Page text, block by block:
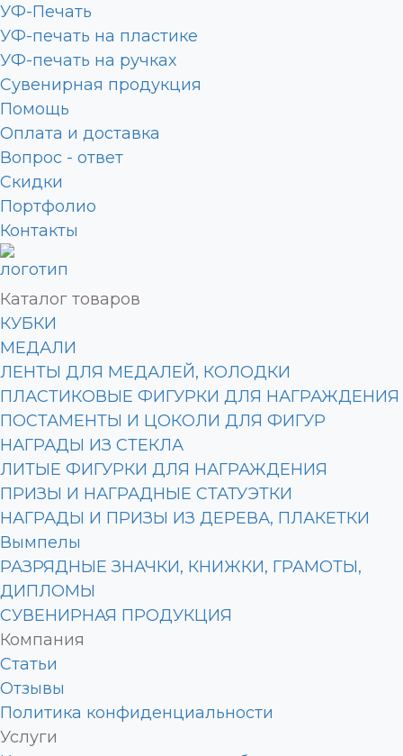
УФ-Печать
УФ-печать на пластике
УФ-печать на ручках
Сувенирная продукция
Помощь
Оплата и доставка
Вопрос - ответ
Скидки
Портфолио
Контакты
Каталог товаров
КУБКИ
МЕДАЛИ
ЛЕНТЫ ДЛЯ МЕДАЛЕЙ, КОЛОДКИ
ПЛАСТИКОВЫЕ ФИГУРКИ ДЛЯ НАГРАЖДЕНИЯ
ПОСТАМЕНТЫ И ЦОКОЛИ ДЛЯ ФИГУР
НАГРАДЫ ИЗ СТЕКЛА
ЛИТЫЕ ФИГУРКИ ДЛЯ НАГРАЖДЕНИЯ
ПРИЗЫ И НАГРАДНЫЕ СТАТУЭТКИ
НАГРАДЫ И ПРИЗЫ ИЗ ДЕРЕВА, ПЛАКЕТКИ
Вымпелы
РАЗРЯДНЫЕ ЗНАЧКИ, КНИЖКИ, ГРАМОТЫ,
ДИПЛОМЫ
СУВЕНИРНАЯ ПРОДУКЦИЯ
Компания
Статьи
Отзывы
Политика конфиденциальности
Услуги